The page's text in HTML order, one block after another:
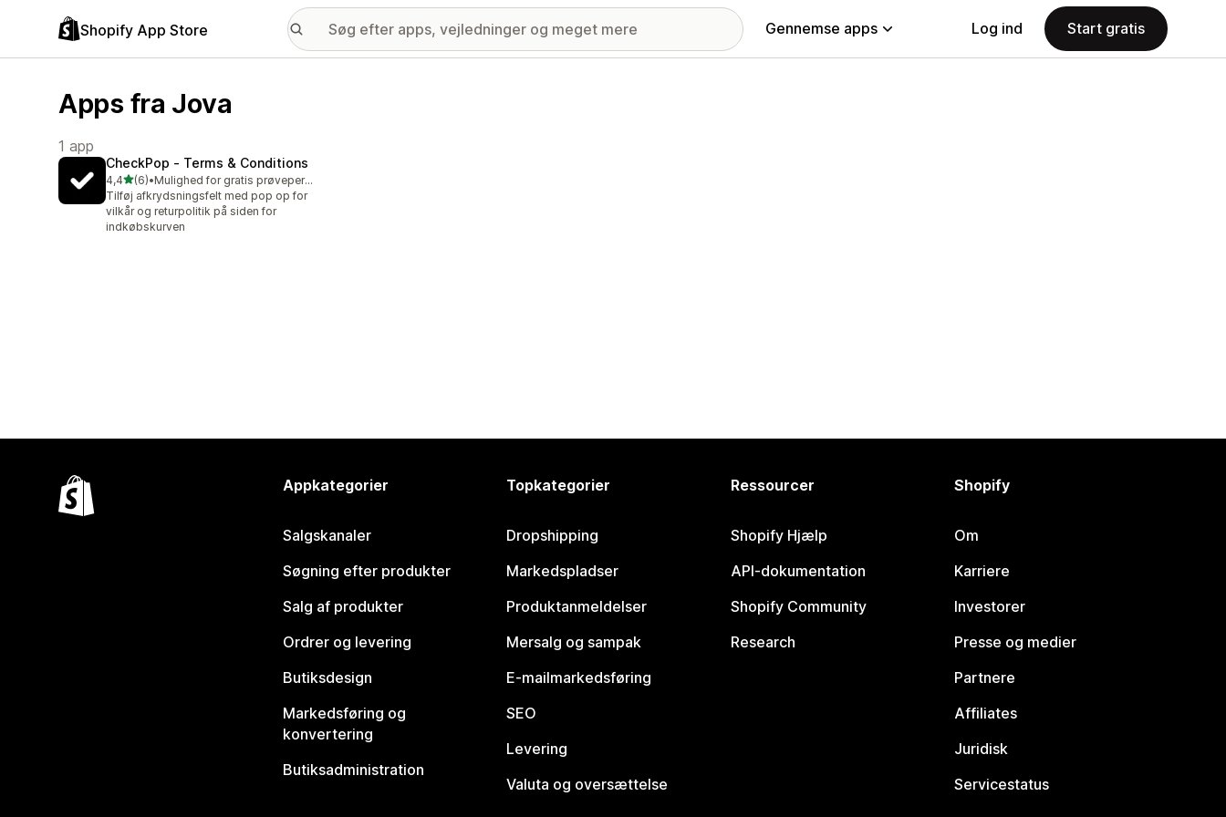
Shopify App Store Gennemse apps Log ind Start gratis
Apps fra Jova
1 app
CheckPop ‑ Terms & Conditions
4,4ud af 5 stjerner
(6)
6 anmeldelser i alt
•
Mulighed for gratis prøveperiode
Tilføj afkrydsningsfelt med pop op for
vilkår og returpolitik på siden for
indkøbskurven
Appkategorier
Salgskanaler
Søgning efter produkter
Salg af produkter
Ordrer og levering
Butiksdesign
Markedsføring og
konvertering
Butiksadministration
Topkategorier
Dropshipping
Markedspladser
Produktanmeldelser
Mersalg og sampak
E-mailmarkedsføring
SEO
Levering
Valuta og oversættelse
Ressourcer
Shopify Hjælp
API-dokumentation
Shopify Community
Research
Shopify
Om
Karriere
Investorer
Presse og medier
Partnere
Affiliates
Juridisk
Servicestatus